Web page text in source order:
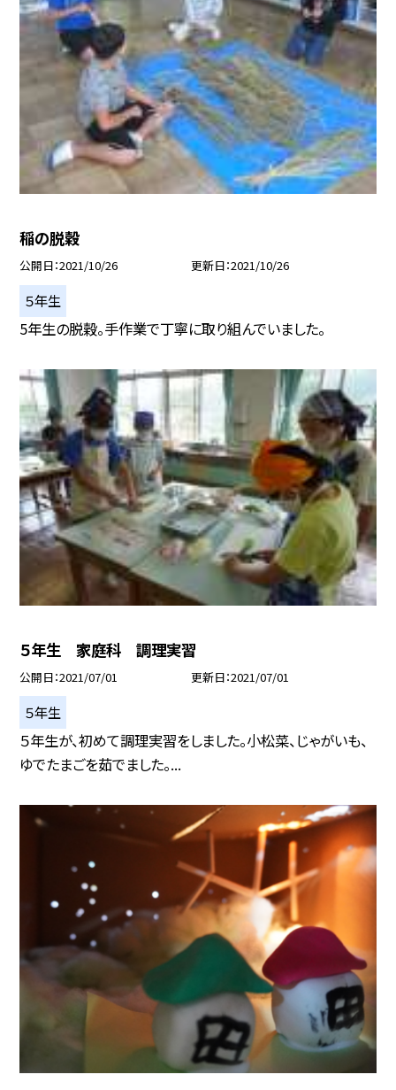
稲の脱穀
公開日 2021/10/26 更新日 2021/10/26
５年生
5年生の脱穀。手作業で丁寧に取り組んでいました。
５年生 家庭科 調理実習
公開日 2021/07/01 更新日 2021/07/01
５年生
５年生が、初めて調理実習をしました。小松菜、じゃがいも、
ゆでたまごを茹でました。...